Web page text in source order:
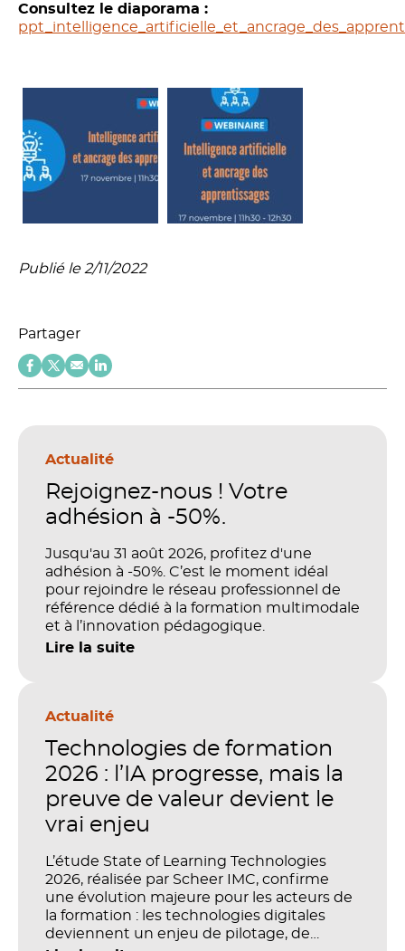
Consultez le diaporama :
Publié le 2/11/2022
Partager
Actualité
Rejoignez-nous ! Votre
adhésion à -50%.
Jusqu'au 31 août 2026, profitez d'une
adhésion à -50%. C’est le moment idéal
pour rejoindre le réseau professionnel de
référence dédié à la formation multimodale
et à l’innovation pédagogique.
Lire la suite
Actualité
Technologies de formation
2026 : l’IA progresse, mais la
preuve de valeur devient le
vrai enjeu
L’étude State of Learning Technologies
2026, réalisée par Scheer IMC, confirme
une évolution majeure pour les acteurs de
la formation : les technologies digitales
deviennent un enjeu de pilotage, de